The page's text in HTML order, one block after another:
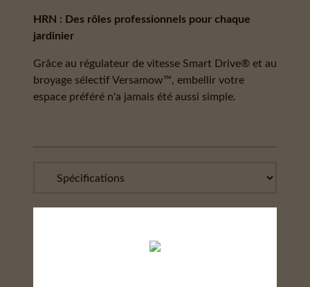
HRN : Des rôles professionnels pour chaque
jardinier
Grâce au régulateur de vitesse Smart Drive® et au
broyage sélectif Versamow™, embellir votre
espace préféré n'a jamais été aussi simple.